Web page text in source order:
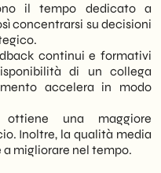
il tempo dedicato a
concentrarsi su decisioni
continui e formativi
di un collega
accelera in modo
ottiene una maggiore
Inoltre, la qualità media
migliorare nel tempo.